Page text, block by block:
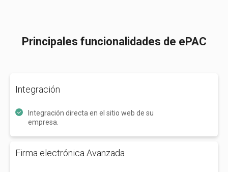
Principales funcionalidades de ePAC
Integración
Integración directa en el sitio web de su
empresa.
Firma electrónica Avanzada